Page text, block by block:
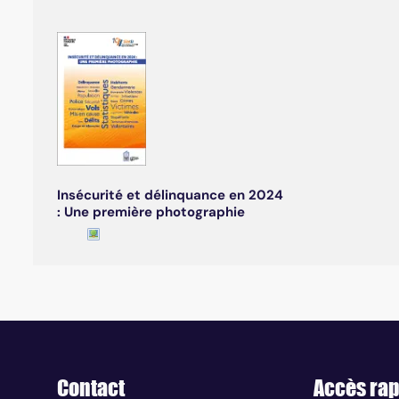
Insécurité et délinquance en 2024
: Une première photographie
Contact Accès